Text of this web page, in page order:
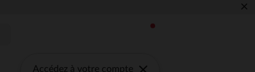
×
Accédez à votre compte